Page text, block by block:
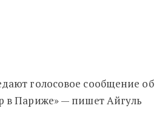
голосовое сообщение об
в Париже» — пишет Айгуль